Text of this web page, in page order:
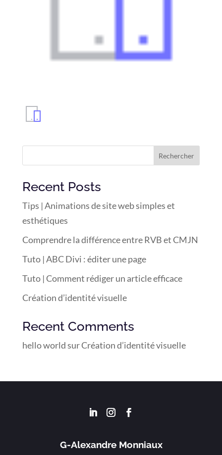
Rechercher
Recent Posts
Tips | Animations de site web simples et
esthétiques
Comprendre la différence entre RVB et CMJN
Tuto | ABC Divi : éditer une page
Tuto | Comment rédiger un article efficace
Création d’identité visuelle
Recent Comments
hello worldsurCréation d’identité visuelle
G-Alexandre Monniaux